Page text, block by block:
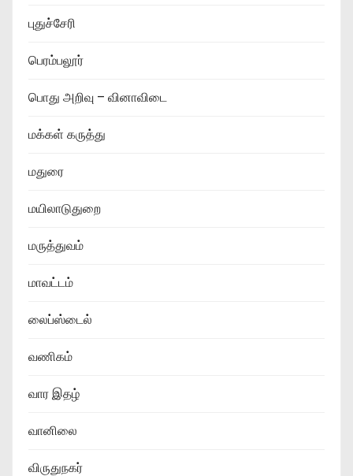
புதுச்சேரி
பெரம்பலூர்
பொது அறிவு – வினாவிடை
மக்கள் கருத்து
மதுரை
மயிலாடுதுறை
மருத்துவம்
மாவட்டம்
லைப்ஸ்டைல்
வணிகம்
வார இதழ்
வானிலை
விருதுநகர்